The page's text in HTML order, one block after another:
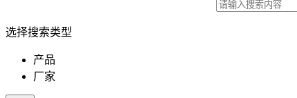
选择搜索类型
产品
厂家